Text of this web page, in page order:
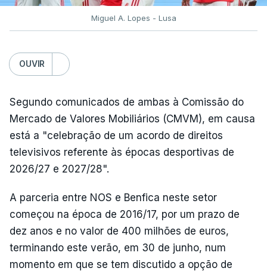
Miguel A. Lopes - Lusa
OUVIR
Segundo comunicados de ambas à Comissão do
Mercado de Valores Mobiliários (CMVM), em causa
está a "celebração de um acordo de direitos
televisivos referente às épocas desportivas de
2026/27 e 2027/28".
A parceria entre NOS e Benfica neste setor
começou na época de 2016/17, por um prazo de
dez anos e no valor de 400 milhões de euros,
terminando este verão, em 30 de junho, num
momento em que se tem discutido a opção de